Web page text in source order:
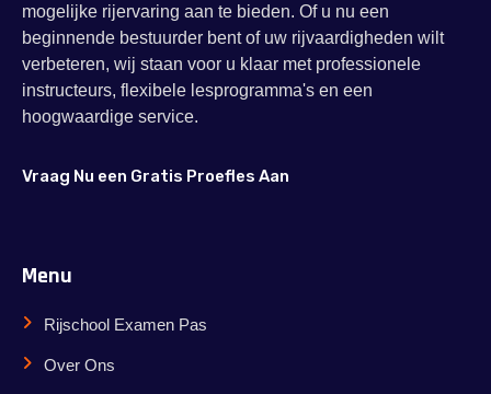
mogelijke rijervaring aan te bieden. Of u nu een
beginnende bestuurder bent of uw rijvaardigheden wilt
verbeteren, wij staan voor u klaar met professionele
instructeurs, flexibele lesprogramma's en een
hoogwaardige service.
Vraag Nu een Gratis Proefles Aan
Menu
Rijschool Examen Pas
Over Ons